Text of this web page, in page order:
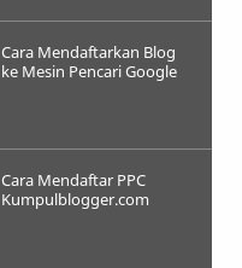
Cara Mendaftarkan Blog
ke Mesin Pencari Google
Cara Mendaftar PPC
Kumpulblogger.com